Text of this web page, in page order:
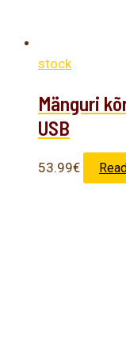
stock
Mänguri
USB
53.99€